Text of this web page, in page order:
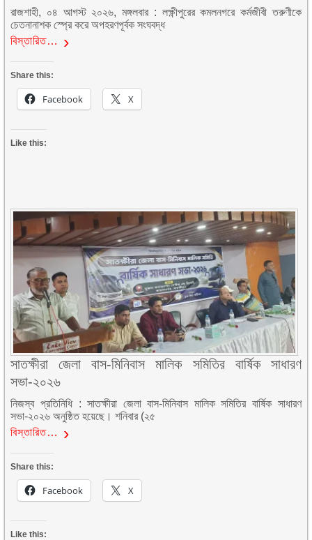
রাজশাহী, ০৪ আগস্ট ২০২৬, মঙ্গলবার : লক্ষ্ণীপুরের কমলনগরে কর্মজীবী তরুণীকে
চেতনানাশক স্প্রে করে অপহরণপূর্বক সংঘবদ্ধ
বিস্তারিত…
Share this:
Facebook X
Like this:
সাতক্ষীরা জেলা বাস-মিনিবাস মালিক সমিতির বার্ষিক সাধারণ
সভা-২০২৬
নিজস্ব প্রতিনিধি : সাতক্ষীরা জেলা বাস-মিনিবাস মালিক সমিতির বার্ষিক সাধারণ
সভা-২০২৬ অনুষ্ঠিত হয়েছে। শনিবার (২৫
বিস্তারিত…
Share this:
Facebook X
Like this: